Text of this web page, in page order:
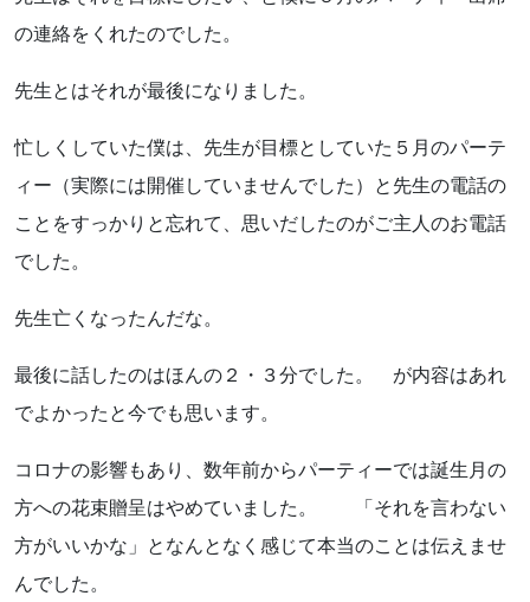
の連絡をくれたのでした。
先生とはそれが最後になりました。
忙しくしていた僕は、先生が目標としていた５月のパーテ
ィー（実際には開催していませんでした）と先生の電話の
ことをすっかりと忘れて、思いだしたのがご主人のお電話
でした。
先生亡くなったんだな。
最後に話したのはほんの２・３分でした。 が内容はあれ
でよかったと今でも思います。
コロナの影響もあり、数年前からパーティーでは誕生月の
方への花束贈呈はやめていました。 「それを言わない
方がいいかな」となんとなく感じて本当のことは伝えませ
んでした。